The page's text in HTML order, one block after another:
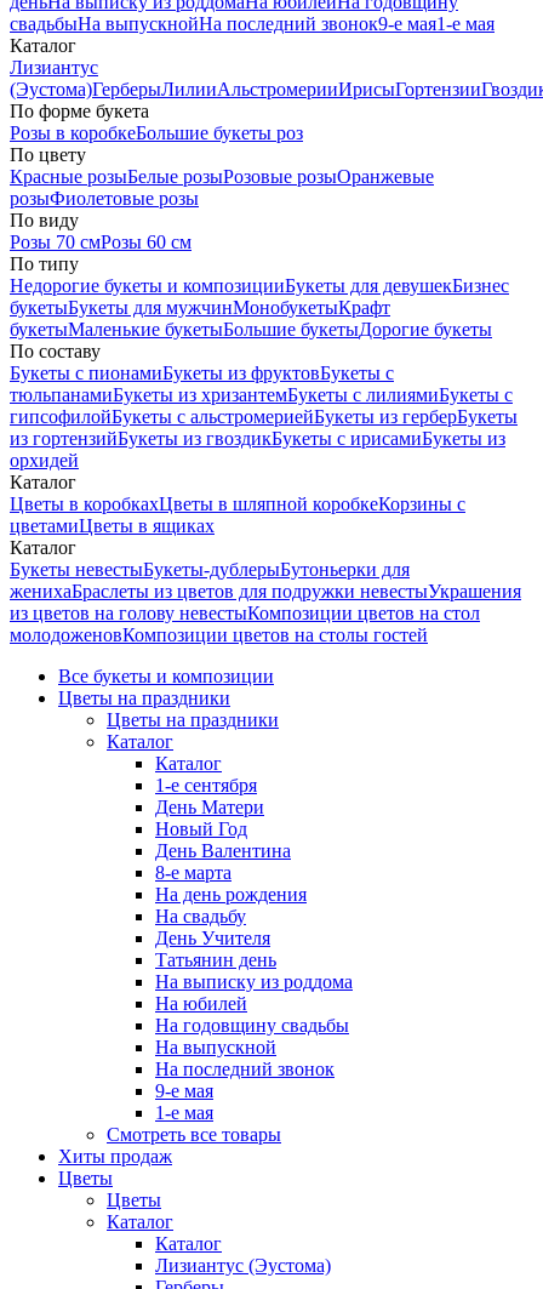
свадьбыНа выпускнойНа последний звонок9-е мая1-е мая
Каталог
Лизиантус
(Эустома)ГерберыЛилииАльстромерииИрисыГортензии
По форме букета
Розы в коробкеБольшие букеты роз
По цвету
Красные розыБелые розыРозовые розыОранжевые
розыФиолетовые розы
По виду
Розы 70 смРозы 60 см
По типу
Недорогие букеты и композицииБукеты для девушекБизнес
букетыБукеты для мужчинМонобукетыКрафт
букетыМаленькие букетыБольшие букетыДорогие букеты
По составу
Букеты с пионамиБукеты из фруктовБукеты с
тюльпанамиБукеты из хризантемБукеты с лилиямиБукеты с
гипсофилойБукеты с альстромериейБукеты из герберБукеты
из гортензийБукеты из гвоздикБукеты с ирисамиБукеты из
орхидей
Каталог
Цветы в коробкахЦветы в шляпной коробкеКорзины с
цветамиЦветы в ящиках
Каталог
Букеты невестыБукеты-дублерыБутоньерки для
женихаБраслеты из цветов для подружки невестыУкрашения
из цветов на голову невестыКомпозиции цветов на стол
молодоженовКомпозиции цветов на столы гостей
Все букеты и композиции
Цветы на праздники
Цветы на праздники
Каталог
Каталог
1-е сентября
День Матери
Новый Год
День Валентина
8-е марта
На день рождения
На свадьбу
День Учителя
Татьянин день
На выписку из роддома
На юбилей
На годовщину свадьбы
На выпускной
На последний звонок
9-е мая
1-е мая
Смотреть все товары
Хиты продаж
Цветы
Цветы
Каталог
Каталог
Лизиантус (Эустома)